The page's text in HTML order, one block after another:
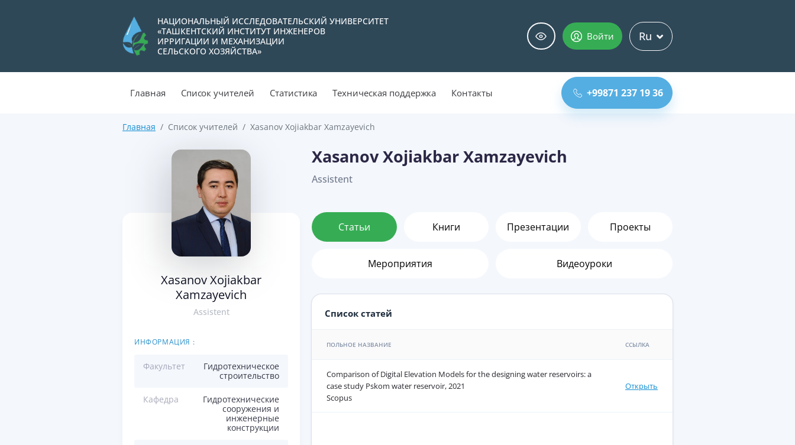
НАЦИОНАЛЬНЫЙ ИССЛЕДОВАТЕЛЬСКИЙ УНИВЕРСИТЕТ
«ТАШКЕНТСКИЙ ИНСТИТУТ ИНЖЕНЕРОВ
ИРРИГАЦИИ И МЕХАНИЗАЦИИ
СЕЛЬСКОГО ХОЗЯЙСТВА»
Войти Ru
Главная Список учителей Статистика Техническая поддержка Контакты +99871 237 19 36
Главная Список учителей Xasanov Xojiakbar Xamzayevich
Xasanov Xojiakbar
Xamzayevich
Assistent
ИНФОРМАЦИЯ :
Факультет
Гидротехническое
строительство
Кафедра
Гидротехнические
сооружения и
инженерные
конструкции
Xasanov Xojiakbar Xamzayevich
Assistent
Статьи Книги Презентации Проекты
Мероприятия Видеоуроки
Список статей
ПОЛЬНОЕ НАЗВАНИЕ ССЫЛКА
Comparison of Digital Elevation Models for the designing water reservoirs: a
case study Pskom water reservoir, 2021
Scopus
Открыть